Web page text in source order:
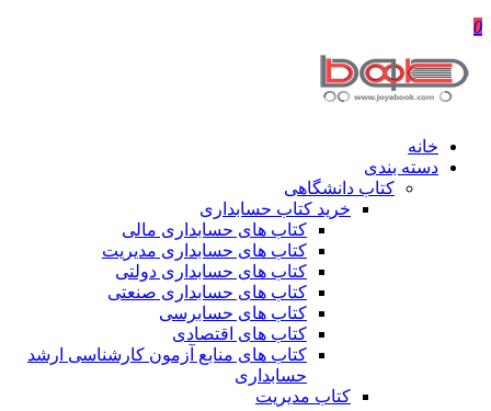
0
خانه
دسته بندی
کتاب دانشگاهی
خرید کتاب حسابداری
کتاب های حسابداری مالی
کتاب های حسابداری مدیریت
کتاب های حسابداری دولتی
کتاب های حسابداری صنعتی
کتاب های حسابرسی
کتاب های اقتصادی
کتاب های منابع آزمون کارشناسی ارشد
حسابداری
کتاب مدیریت